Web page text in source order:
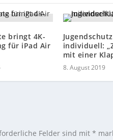
bringt 4K-
für iPad Air
individuell:
mit einer
8. August 2019
Felder sind mit*